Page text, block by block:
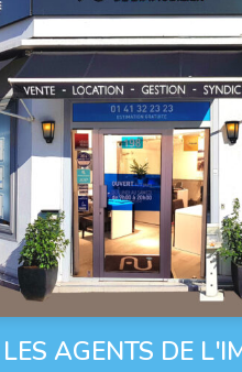
LES AGENTS DE